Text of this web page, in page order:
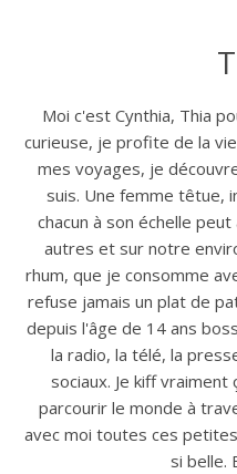
Moi c'est Cynthia, Thia
curieuse, je profite de la
mes voyages, je
suis. Une femme têtue,
chacun à son échelle
autres et sur notre
rhum, que je consomme
refuse jamais un plat de
depuis l'âge de 14 ans
la radio, la télé, la
sociaux. Je kiff
parcourir le monde à
avec moi toutes ces
si belle.